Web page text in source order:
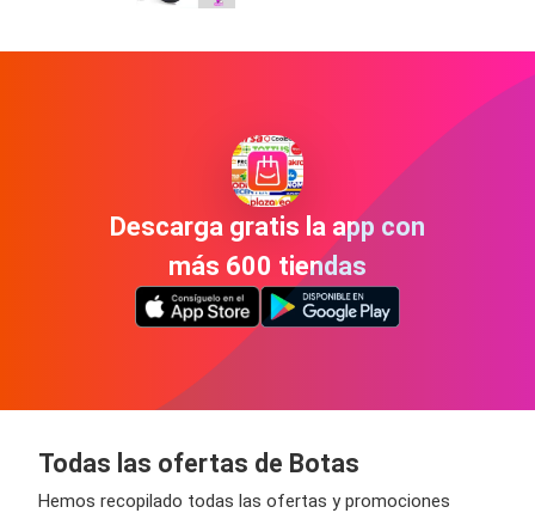
Descarga gratis la app con
más 600 tiendas
Todas las ofertas de Botas
Hemos recopilado todas las ofertas y promociones